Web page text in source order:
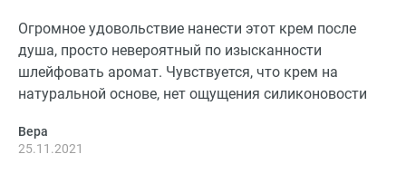
Огромное удовольствие нанести этот крем после
душа, просто невероятный по изысканности
шлейфовать аромат. Чувствуется, что крем на
натуральной основе, нет ощущения силиконовости
Вера
25.11.2021